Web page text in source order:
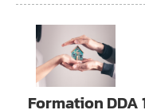
Formation DDA